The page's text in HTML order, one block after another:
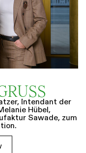
Intendant der
Hübel,
Sawade, zum